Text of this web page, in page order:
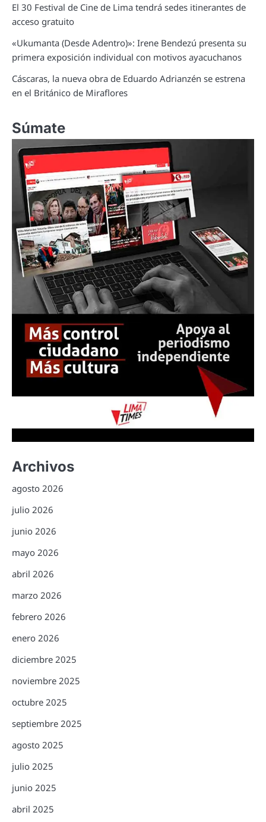
El 30 Festival de Cine de Lima tendrá sedes itinerantes de
acceso gratuito
«Ukumanta (Desde Adentro)»: Irene Bendezú presenta su
primera exposición individual con motivos ayacuchanos
Cáscaras, la nueva obra de Eduardo Adrianzén se estrena
en el Británico de Miraflores
Súmate
Archivos
agosto 2026
julio 2026
junio 2026
mayo 2026
abril 2026
marzo 2026
febrero 2026
enero 2026
diciembre 2025
noviembre 2025
octubre 2025
septiembre 2025
agosto 2025
julio 2025
junio 2025
abril 2025